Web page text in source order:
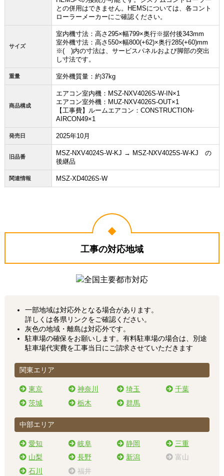
お買い物を続ける カートへ進む
との併用はできません。HEMSについては、各コント
ローラーメーカーにご確認ください。
サイズ
室内機寸法：高さ295×幅799×奥行※据付後343mm
室外機寸法：高さ550×幅800(+62)×奥行285(+60)mm
※( )内の寸法は、サービスパネルおよび脚部の突出
し寸法です。
重量 室外機質量：約37kg
商品構成
エアコン室内機：MSZ-NXV4026S-W-IN×1
エアコン室外機：MUZ-NXV4026S-OUT×1
【工事費】ルームエアコン：CONSTRUCTION-
AIRCON49×1
発売日 2025年10月
旧品番
MSZ-NXV4024S-W-KJ → MSZ-NXV4025S-W-KJ の
後継品
関連情報 MSZ-XD4026S-W
工事の対応地域
一部地域は対応外となる場合があります。
詳しくは各県リンクをご確認ください。
灰色の地域・離島は対応外です。
駐車場の確保をお願いします。有料駐車場の場合は、別途
駐車場代実費を工事当日にご請求させていただきます
関東エリア
東京 神奈川 埼玉
千葉
茨城
栃木 群馬
中部エリア
愛知 岐阜 静岡
三重
山梨
長野 新潟
富山
石川
福井